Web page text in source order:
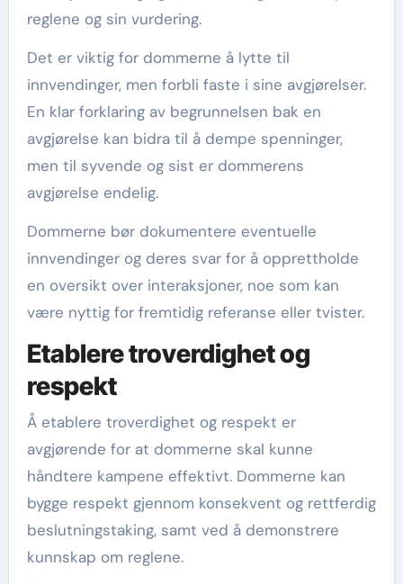
reglene og sin vurdering.
Det er viktig for dommerne å lytte til
innvendinger, men forbli faste i sine avgjørelser.
En klar forklaring av begrunnelsen bak en
avgjørelse kan bidra til å dempe spenninger,
men til syvende og sist er dommerens
avgjørelse endelig.
Dommerne bør dokumentere eventuelle
innvendinger og deres svar for å opprettholde
en oversikt over interaksjoner, noe som kan
være nyttig for fremtidig referanse eller tvister.
Etablere troverdighet og
respekt
Å etablere troverdighet og respekt er
avgjørende for at dommerne skal kunne
håndtere kampene effektivt. Dommerne kan
bygge respekt gjennom konsekvent og rettferdig
beslutningstaking, samt ved å demonstrere
kunnskap om reglene.